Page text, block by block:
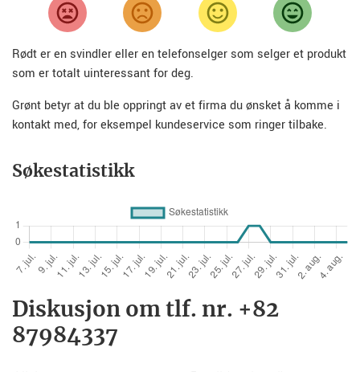
Rødt er en svindler eller en telefonselger som selger et produkt
som er totalt uinteressant for deg.
Grønt betyr at du ble oppringt av et firma du ønsket å komme i
kontakt med, for eksempel kundeservice som ringer tilbake.
Søkestatistikk
Diskusjon om tlf. nr. +82
87984337